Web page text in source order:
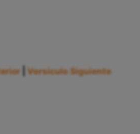
Versículo Siguiente